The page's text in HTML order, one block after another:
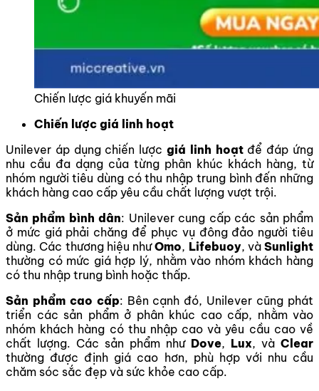
Chiến lược giá khuyến mãi
Chiến lược giá linh hoạt
Unilever áp dụng chiến lược giá linh hoạtđể đáp ứng
nhu cầu đa dạng của từng phân khúc khách hàng, từ
nhóm người tiêu dùng có thu nhập trung bình đến những
khách hàng cao cấp yêu cầu chất lượng vượt trội.
Sản phẩm bình dân: Unilever cung cấp các sản phẩm
ở mức giá phải chăng để phục vụ đông đảo người tiêu
dùng. Các thương hiệu nhưOmo, Lifebuoy, và Sunlight
thường có mức giá hợp lý, nhằm vào nhóm khách hàng
có thu nhập trung bình hoặc thấp.
Sản phẩm cao cấp: Bên cạnh đó, Unilever cũng phát
triển các sản phẩm ở phân khúc cao cấp, nhằm vào
nhóm khách hàng có thu nhập cao và yêu cầu cao về
chất lượng. Các sản phẩm như Dove, Lux, và Clear
thường được định giá cao hơn, phù hợp với nhu cầu
chăm sóc sắc đẹp và sức khỏe cao cấp.